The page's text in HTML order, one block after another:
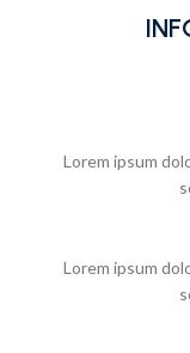
Lorem ipsum
Lorem ipsum